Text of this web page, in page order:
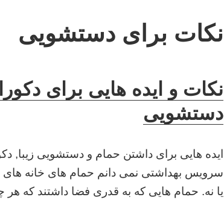
نکات برای دستشویی
نکات و ایده هایی برای
دستشویی
ایده هایی برای داشتن حمام و دستشویی زیبا,
سرویس بهداشتی نمی دانم حمام های خانه های
یا نه. حمام هایی که به قدری فضا داشتند که هر